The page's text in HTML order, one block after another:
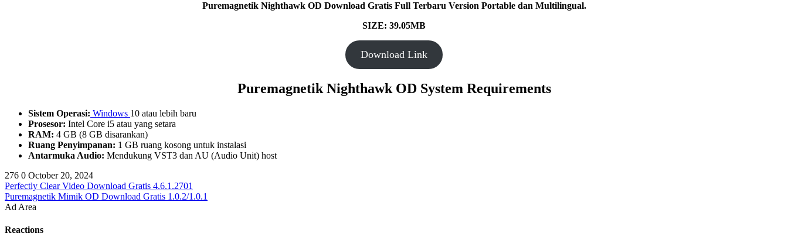
Puremagnetik Nighthawk OD Download Gratis Full Terbaru Version Portable dan Multilingual.
SIZE: 39.05MB
Download Link
Puremagnetik Nighthawk OD System Requirements
Sistem Operasi: Windows 10 atau lebih baru
Prosesor: Intel Core i5 atau yang setara
RAM: 4 GB (8 GB disarankan)
Ruang Penyimpanan: 1 GB ruang kosong untuk instalasi
Antarmuka Audio: Mendukung VST3 dan AU (Audio Unit) host
276 0 October 20, 2024
Perfectly Clear Video Download Gratis 4.6.1.2701
Puremagnetik Mimik OD Download Gratis 1.0.2/1.0.1
Ad Area
Reactions